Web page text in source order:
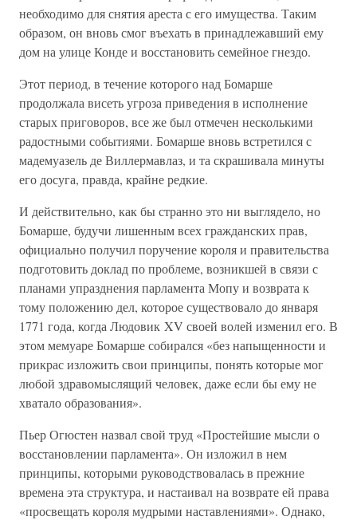
необходимо для снятия ареста с его имущества. Таким
образом, он вновь смог въехать в принадлежавший ему
дом на улице Конде и восстановить семейное гнездо.
Этот период, в течение которого над Бомарше
продолжала висеть угроза приведения в исполнение
старых приговоров, все же был отмечен несколькими
радостными событиями. Бомарше вновь встретился с
мадемуазель де Виллермавлаз, и та скрашивала минуты
его досуга, правда, крайне редкие.
И действительно, как бы странно это ни выглядело, но
Бомарше, будучи лишенным всех гражданских прав,
официально получил поручение короля и правительства
подготовить доклад по проблеме, возникшей в связи с
планами упразднения парламента Мопу и возврата к
тому положению дел, которое существовало до января
1771 года, когда Людовик XV своей волей изменил его. В
этом мемуаре Бомарше собирался «без напыщенности и
прикрас изложить свои принципы, понять которые мог
любой здравомыслящий человек, даже если бы ему не
хватало образования».
Пьер Огюстен назвал свой труд «Простейшие мысли о
восстановлении парламента». Он изложил в нем
принципы, которыми руководствовалась в прежние
времена эта структура, и настаивал на возврате ей права
«просвещать короля мудрыми наставлениями». Однако,